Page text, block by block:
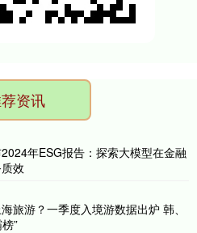
资讯
年ESG报告：探索大模型在金融
效
旅游？一季度入境游数据出炉 韩、
”